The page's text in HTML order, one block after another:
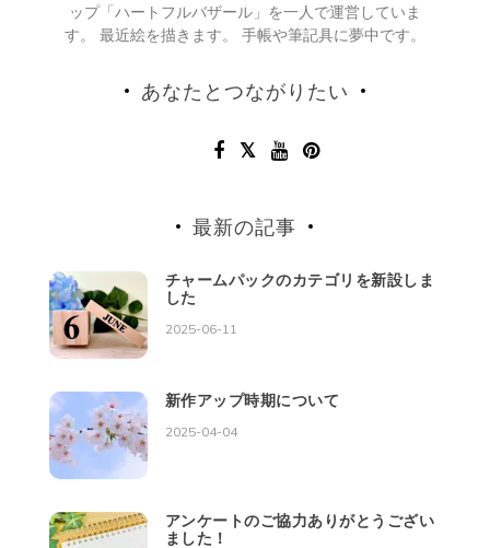
ップ「ハートフルバザール」を一人で運営していま
す。 最近絵を描きます。 手帳や筆記具に夢中です。
あなたとつながりたい
最新の記事
チャームパックのカテゴリを新設しま
した
2025-06-11
新作アップ時期について
2025-04-04
アンケートのご協力ありがとうござい
ました！